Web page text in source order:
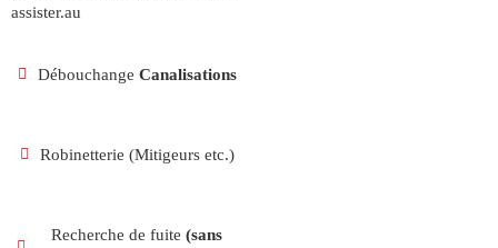
assister.au
Débouchange Canalisations
Robinetterie (Mitigeurs etc.)
Recherche de fuite(sans